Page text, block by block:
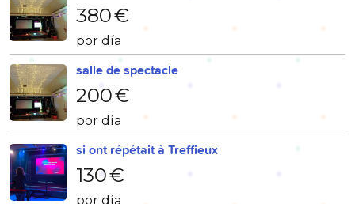
380 €
por día
salle de spectacle
200 €
por día
si ont répétait à Treffieux
130 €
por día